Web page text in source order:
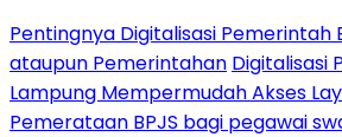
Pentingnya Digitalisasi Pemerintah
ataupun Pemerintahan Digitalisasi
Lampung Mempermudah Akses
Pemerataan BPJS bagi pegawai